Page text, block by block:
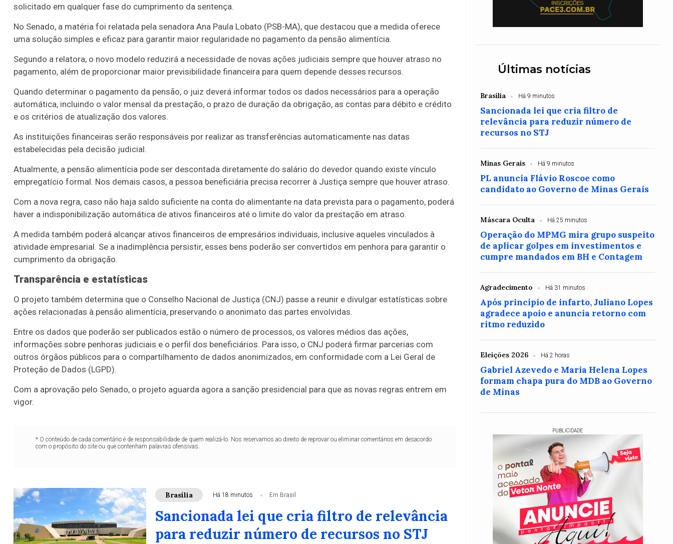
solicitado em qualquer fase do cumprimento da sentença.
No Senado, a matéria foi relatada pela senadora Ana Paula Lobato (PSB-MA), que destacou que a medida oferece
uma solução simples e eficaz para garantir maior regularidade no pagamento da pensão alimentícia.
Segundo a relatora, o novo modelo reduzirá a necessidade de novas ações judiciais sempre que houver atraso no
pagamento, além de proporcionar maior previsibilidade financeira para quem depende desses recursos.
Quando determinar o pagamento da pensão, o juiz deverá informar todos os dados necessários para a operação
automática, incluindo o valor mensal da prestação, o prazo de duração da obrigação, as contas para débito e crédito
e os critérios de atualização dos valores.
As instituições financeiras serão responsáveis por realizar as transferências automaticamente nas datas
estabelecidas pela decisão judicial.
Atualmente, a pensão alimentícia pode ser descontada diretamente do salário do devedor quando existe vínculo
empregatício formal. Nos demais casos, a pessoa beneficiária precisa recorrer à Justiça sempre que houver atraso.
Com a nova regra, caso não haja saldo suficiente na conta do alimentante na data prevista para o pagamento, poderá
haver a indisponibilização automática de ativos financeiros até o limite do valor da prestação em atraso.
A medida também poderá alcançar ativos financeiros de empresários individuais, inclusive aqueles vinculados à
atividade empresarial. Se a inadimplência persistir, esses bens poderão ser convertidos em penhora para garantir o
cumprimento da obrigação.
Transparência e estatísticas
O projeto também determina que o Conselho Nacional de Justiça (CNJ) passe a reunir e divulgar estatísticas sobre
ações relacionadas à pensão alimentícia, preservando o anonimato das partes envolvidas.
Entre os dados que poderão ser publicados estão o número de processos, os valores médios das ações,
informações sobre penhoras judiciais e o perfil dos beneficiários. Para isso, o CNJ poderá firmar parcerias com
outros órgãos públicos para o compartilhamento de dados anonimizados, em conformidade com a Lei Geral de
Proteção de Dados (LGPD).
Com a aprovação pelo Senado, o projeto aguarda agora a sanção presidencial para que as novas regras entrem em
vigor.
* O conteúdo de cada comentário é de responsabilidade de quem realizá-lo. Nos reservamos ao direito de reprovar ou eliminar comentários em desacordo
com o propósito do site ou que contenham palavras ofensivas.
Brasília Há 18 minutos Em Brasil
Sancionada lei que cria filtro de relevância
para reduzir número de recursos no STJ
Últimas notícias
Brasília Há 9 minutos
Sancionada lei que cria filtro de
relevância para reduzir número de
recursos no STJ
Minas Gerais Há 9 minutos
PL anuncia Flávio Roscoe como
candidato ao Governo de Minas Gerais
Máscara Oculta Há 25 minutos
Operação do MPMG mira grupo suspeito
de aplicar golpes em investimentos e
cumpre mandados em BH e Contagem
Agradecimento Há 31 minutos
Após princípio de infarto, Juliano Lopes
agradece apoio e anuncia retorno com
ritmo reduzido
Eleições 2026 Há 2 horas
Gabriel Azevedo e Maria Helena Lopes
formam chapa pura do MDB ao Governo
de Minas
PUBLICIDADE